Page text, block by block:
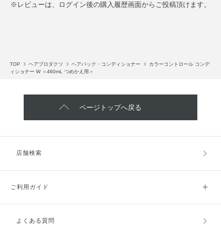
※レビューは、ログイン後の購入履歴画面からご投稿頂けます。
TOP ヘアプロダクツ ヘアパック・コンディショナー
カラーコントロール コンデ
ィショナー W ＜460mL つめかえ用＞
ページトップへ戻る
店舗検索
ご利用ガイド
ご利用ガイドトップ
よくある質問